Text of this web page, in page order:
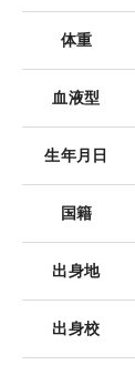
体重
血液型
生年月日
国籍
出身地
出身校